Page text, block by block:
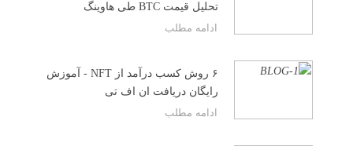
تحلیل قیمت BTC طی هاوینگ
ادامه مطلب
۶ روش کسب درآمد از NFT - آموزش
رایگان دریافت ان اف تی
ادامه مطلب